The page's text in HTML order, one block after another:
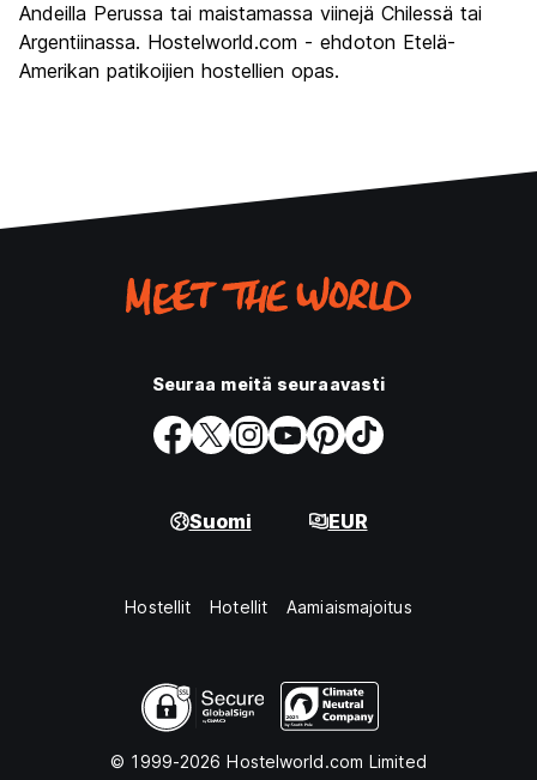
Andeilla Perussa tai maistamassa viinejä Chilessä tai
Argentiinassa. Hostelworld.com - ehdoton Etelä-
Amerikan patikoijien hostellien opas.
Seuraa meitä seuraavasti
Suomi EUR
Hostellit Hotellit Aamiaismajoitus
© 1999-2026 Hostelworld.com Limited